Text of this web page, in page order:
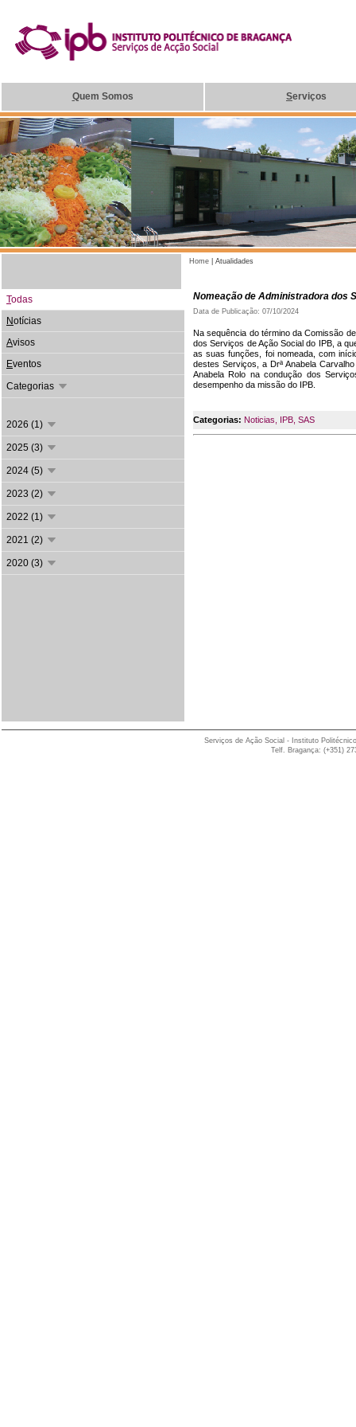
Quem Somos Serviços
Home | Atualidades
Todas
Notícias
Avisos
Eventos
Categorias
2026 (1)
2025 (3)
2024 (5)
2023 (2)
2022 (1)
2021 (2)
2020 (3)
Nomeação de Administradora dos
Data de Publicação: 07/10/2024
Na sequência do término da Comissão
dos Serviços de Ação Social do IPB, a
as suas funções, foi nomeada, com
destes Serviços, a Drª Anabela
Anabela Rolo na condução dos
desempenho da missão do IPB.
Categorias: Noticias IPB SAS
Serviços de Ação Social - Instituto
Telf. Bragança: (+351)